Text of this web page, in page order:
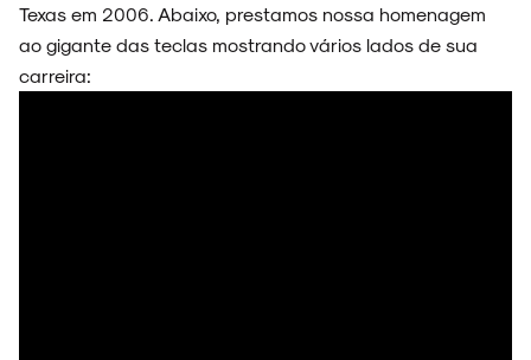
SOBRE
Texas em 2006. Abaixo, prestamos nossa homenagem
ao gigante das teclas mostrando vários lados de sua
carreira: